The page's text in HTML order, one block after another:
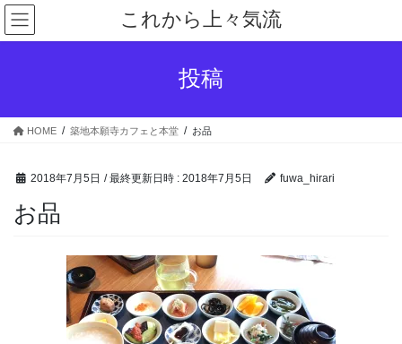
コ
ン
テ
ス
ナ
ビ
ゲ
ン
これから上々気流
投稿
HOME 築地本願寺カフェと本堂 お品
2018年7月5日 / 最終更新日時 : 2018年7月5日 fuwa_hirari
お品